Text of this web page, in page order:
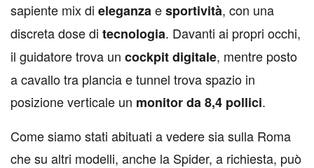
sapiente mix di eleganzaesportività, con una
discreta dose di tecnologia. Davanti ai propri occhi,
il guidatore trova un cockpit digitale, mentre posto
a cavallo tra plancia e tunnel trova spazio in
posizione verticale un monitor da 8,4 pollici.
Come siamo stati abituati a vedere sia sulla Roma
che su altri modelli, anche la Spider, a richiesta, può